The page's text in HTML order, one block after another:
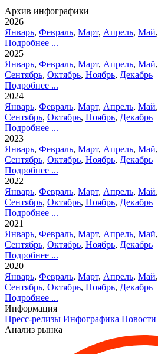
Архив инфографики
2026
Январь, Февраль, Март, Апрель, Май,
Подробнее ...
2025
Январь, Февраль, Март, Апрель, Май,
Сентябрь, Октябрь, Ноябрь, Декабрь
Подробнее ...
2024
Январь, Февраль, Март, Апрель, Май,
Сентябрь, Октябрь, Ноябрь, Декабрь
Подробнее ...
2023
Январь, Февраль, Март, Апрель, Май,
Сентябрь, Октябрь, Ноябрь, Декабрь
Подробнее ...
2022
Январь, Февраль, Март, Апрель, Май,
Сентябрь, Октябрь, Ноябрь, Декабрь
Подробнее ...
2021
Январь, Февраль, Март, Апрель, Май,
Сентябрь, Октябрь, Ноябрь, Декабрь
Подробнее ...
2020
Январь, Февраль, Март, Апрель, Май,
Сентябрь, Октябрь, Ноябрь, Декабрь
Подробнее ...
Информация
Пресс-релизы Инфографика Новости
Анализ рынка